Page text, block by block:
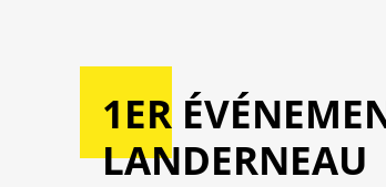
1ER
LANDERNEAU